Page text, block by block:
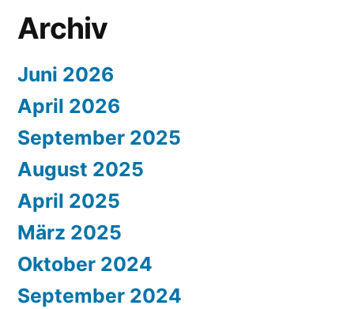
Archiv
Juni 2026
April 2026
September 2025
August 2025
April 2025
März 2025
Oktober 2024
September 2024